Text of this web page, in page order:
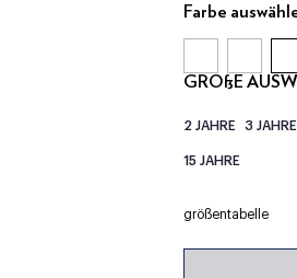
Farbe
GRÖßE
2 JAHRE 3 JAHRE
15 JAHRE
größentabelle